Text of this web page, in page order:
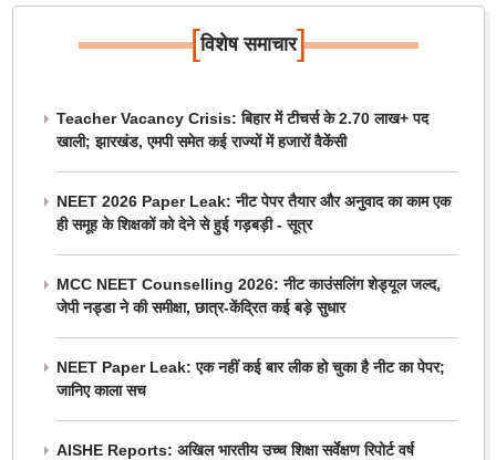
[विशेष समाचार]
Teacher Vacancy Crisis: बिहार में टीचर्स के 2.70 लाख+ पद
खाली; झारखंड, एमपी समेत कई राज्यों में हजारों वैकेंसी
NEET 2026 Paper Leak: नीट पेपर तैयार और अनुवाद का काम एक
ही समूह के शिक्षकों को देने से हुई गड़बड़ी - सूत्र
MCC NEET Counselling 2026: नीट काउंसलिंग शेड्यूल जल्द,
जेपी नड्डा ने की समीक्षा, छात्र-केंद्रित कई बड़े सुधार
NEET Paper Leak: एक नहीं कई बार लीक हो चुका है नीट का पेपर;
जानिए काला सच
AISHE Reports: अखिल भारतीय उच्च शिक्षा सर्वेक्षण रिपोर्ट वर्ष